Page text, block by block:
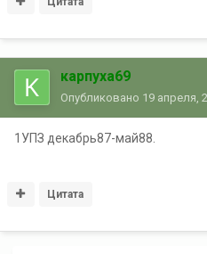
карпуха69
Опубликовано 19 апреля,
1УПЗ декабрь87-май88.
Цитата